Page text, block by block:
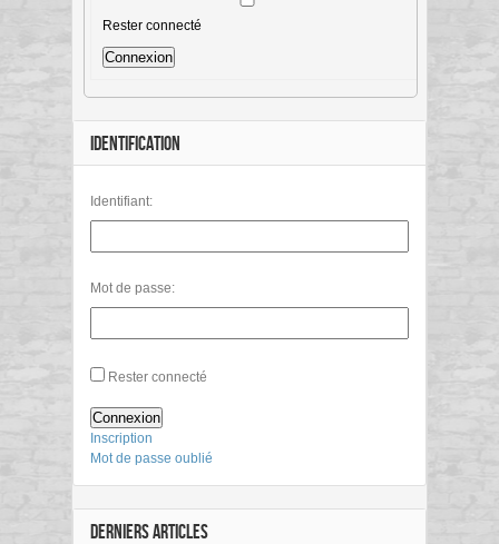
Rester connecté
Connexion
IDENTIFICATION
Identifiant:
Mot de passe:
Rester connecté
Connexion
Inscription
Mot de passe oublié
DERNIERS ARTICLES